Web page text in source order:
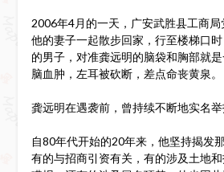
2006年4月的一天，广安武胜县工商
他的妻子一起散步回家，行至楼梯口
的男子，对准龚远明的脑袋和胸部就
脑血肿，左耳被砍断，差点命丧黄泉。
龚远明在遇袭前，曾持续不断地实名举
自80年代开始的20年来，他坚持揭发
有的与招商引资有关，有的涉及土地